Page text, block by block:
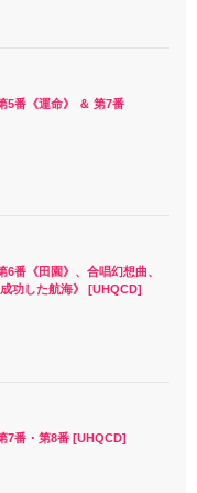
5番《運命》 ＆ 第7番
番《田園》、合唱幻想曲、
功した航海》 [UHQCD]
7番・第8番 [UHQCD]